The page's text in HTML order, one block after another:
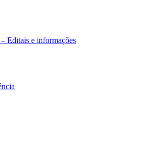
Editais e informações